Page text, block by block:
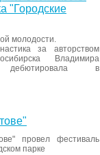
"Городские
молодости.
за авторством
Владимира
дебютировала в
провел фестиваль
парке